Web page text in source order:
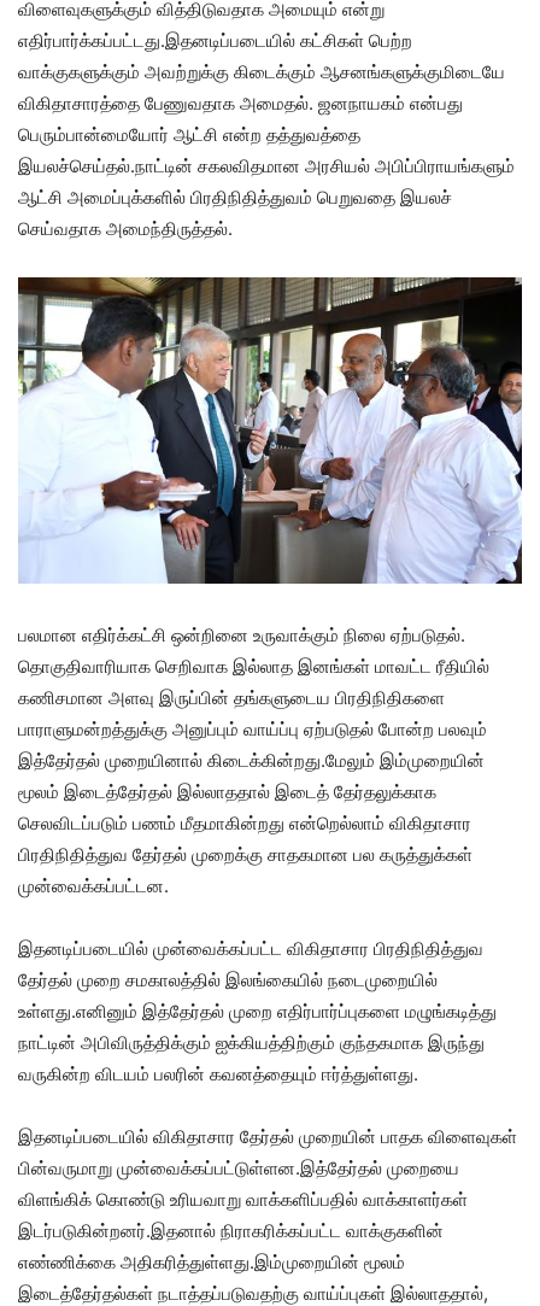
விளைவுகளுக்கும் வித்திடுவதாக அமையும் என்று
எதிர்பார்க்கப்பட்டது.இதனடிப்படையில் கட்சிகள் பெற்ற
வாக்குகளுக்கும் அவற்றுக்கு கிடைக்கும் ஆசனங்களுக்குமிடையே
விகிதாசாரத்தை பேணுவதாக அமைதல். ஜனநாயகம் என்பது
பெரும்பான்மையோர் ஆட்சி என்ற தத்துவத்தை
இயலச்செய்தல்.நாட்டின் சகலவிதமான அரசியல் அபிப்பிராயங்களும்
ஆட்சி அமைப்புக்களில் பிரதிநிதித்துவம் பெறுவதை இயலச்
செய்வதாக அமைந்திருத்தல்.
பலமான எதிர்க்கட்சி ஒன்றினை உருவாக்கும் நிலை ஏற்படுதல்.
தொகுதிவாரியாக செறிவாக இல்லாத இனங்கள் மாவட்ட ரீதியில்
கணிசமான அளவு இருப்பின் தங்களுடைய பிரதிநிதிகளை
பாராளுமன்றத்துக்கு அனுப்பும் வாய்ப்பு ஏற்படுதல் போன்ற பலவும்
இத்தேர்தல் முறையினால் கிடைக்கின்றது.மேலும் இம்முறையின்
மூலம் இடைத்தேர்தல் இல்லாததால் இடைத் தேர்தலுக்காக
செலவிடப்படும் பணம் மீதமாகின்றது என்றெல்லாம் விகிதாசார
பிரதிநிதித்துவ தேர்தல் முறைக்கு சாதகமான பல கருத்துக்கள்
முன்வைக்கப்பட்டன.
இதனடிப்படையில் முன்வைக்கப்பட்ட விகிதாசார பிரதிநிதித்துவ
தேர்தல் முறை சமகாலத்தில் இலங்கையில் நடைமுறையில்
உள்ளது.எனினும் இத்தேர்தல் முறை எதிர்பார்ப்புகளை மழுங்கடித்து
நாட்டின் அபிவிருத்திக்கும் ஐக்கியத்திற்கும் குந்தகமாக இருந்து
வருகின்ற விடயம் பலரின் கவனத்தையும் ஈர்த்துள்ளது.
இதனடிப்படையில் விகிதாசார தேர்தல் முறையின் பாதக விளைவுகள்
பின்வருமாறு முன்வைக்கப்பட்டுள்ளன.இத்தேர்தல் முறையை
விளங்கிக் கொண்டு உரியவாறு வாக்களிப்பதில் வாக்காளர்கள்
இடர்படுகின்றனர்.இதனால் நிராகரிக்கப்பட்ட வாக்குகளின்
எண்ணிக்கை அதிகரித்துள்ளது.இம்முறையின் மூலம்
இடைத்தேர்தல்கள் நடாத்தப்படுவதற்கு வாய்ப்புகள் இல்லாததால்,